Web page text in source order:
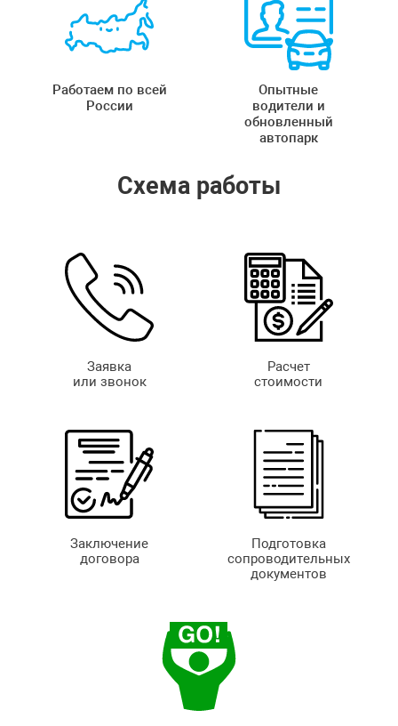
Работаем по всей
России
Опытные
водители и
обновленный
автопарк
Схема работы
Заявка
или звонок
Расчет
стоимости
Заключение
договора
Подготовка
сопроводительных
документов